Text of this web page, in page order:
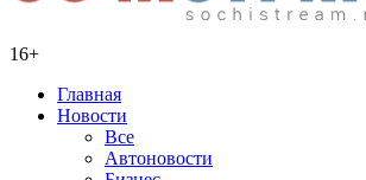
16+
Главная
Новости
Все
Автоновости